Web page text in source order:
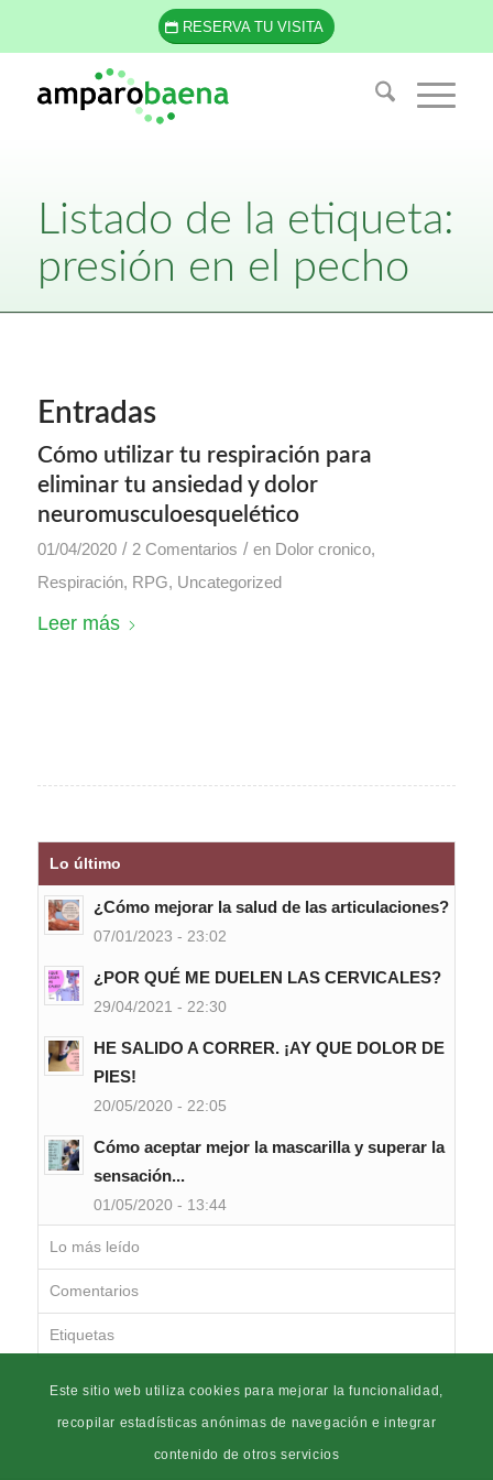
RESERVA TU VISITA
Listado de la etiqueta:
presión en el pecho
Entradas
Cómo utilizar tu respiración para
eliminar tu ansiedad y dolor
neuromusculoesquelético
01/04/2020 / 2 Comentarios / en Dolor cronico,
Respiración, RPG, Uncategorized
Leer más
Lo último
¿Cómo mejorar la salud de las articulaciones?
07/01/2023 - 23:02
¿POR QUÉ ME DUELEN LAS CERVICALES?
29/04/2021 - 22:30
HE SALIDO A CORRER. ¡AY QUE DOLOR DE
PIES!
20/05/2020 - 22:05
Cómo aceptar mejor la mascarilla y superar la
sensación...
01/05/2020 - 13:44
Lo más leído
Comentarios
Etiquetas
Este sitio web utiliza cookies para mejorar la funcionalidad,
recopilar estadísticas anónimas de navegación e integrar
contenido de otros servicios